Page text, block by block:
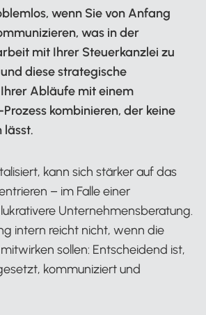
wenn Sie von Anfang
was in der
mit Ihrer Steuerkanzlei zu
diese strategische
Abläufe mit einem
kombinieren, der keine
lässt.
kann sich stärker auf das
– im Falle einer
Unternehmensberatung.
intern reicht nicht, wenn die
sollen: Entscheidend ist,
kommuniziert und